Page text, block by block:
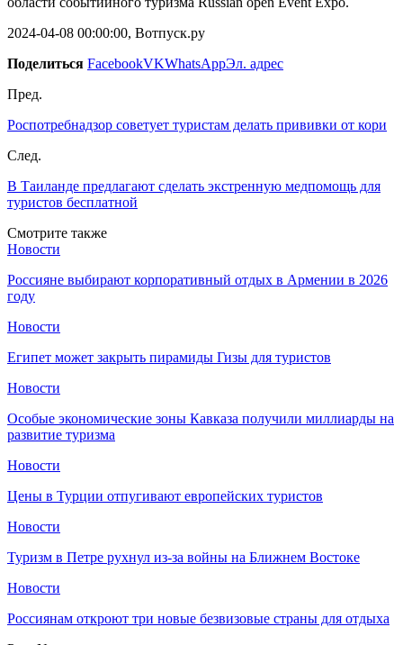
2024-04-08 00:00:00, Вотпуск.ру
Поделиться FacebookVKWhatsAppЭл. адрес
Пред.
Роспотребнадзор советует туристам делать прививки от кори
След.
В Таиланде предлагают сделать экстренную медпомощь для
туристов бесплатной
Смотрите также
Новости
Россияне выбирают корпоративный отдых в Армении в 2026
году
Новости
Египет может закрыть пирамиды Гизы для туристов
Новости
Особые экономические зоны Кавказа получили миллиарды на
развитие туризма
Новости
Цены в Турции отпугивают европейских туристов
Новости
Туризм в Петре рухнул из-за войны на Ближнем Востоке
Новости
Россиянам откроют три новые безвизовые страны для отдыха